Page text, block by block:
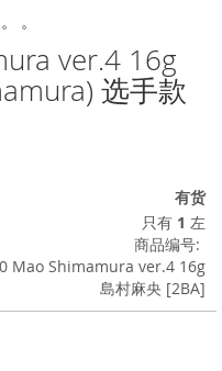
ver.4 16g
选手款
有货
只有 1 左
商品编号
Mao Shimamura ver.4 16g
島村麻央 [2BA]